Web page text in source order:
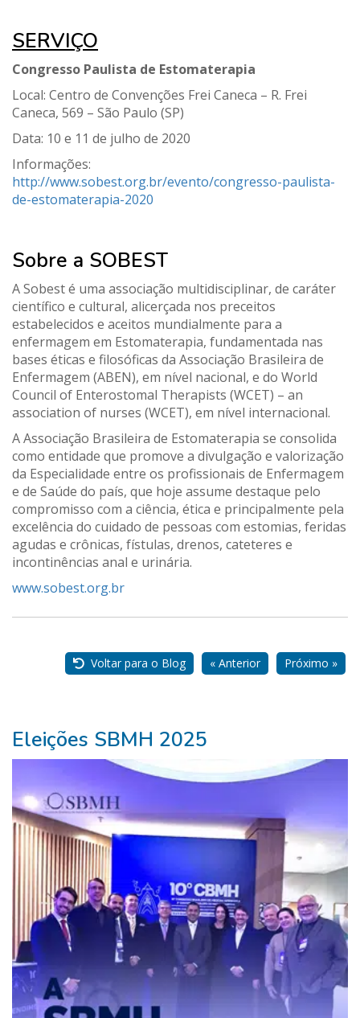
SERVIÇO
Congresso Paulista de Estomaterapia
Local: Centro de Convenções Frei Caneca – R. Frei
Caneca, 569 – São Paulo (SP)
Data: 10 e 11 de julho de 2020
Informações:
http://www.sobest.org.br/evento/congresso-paulista-
de-estomaterapia-2020
Sobre a SOBEST
A Sobest é uma associação multidisciplinar, de caráter
científico e cultural, alicerçada nos preceitos
estabelecidos e aceitos mundialmente para a
enfermagem em Estomaterapia, fundamentada nas
bases éticas e filosóficas da Associação Brasileira de
Enfermagem (ABEN), em nível nacional, e do World
Council of Enterostomal Therapists (WCET) – an
association of nurses (WCET), em nível internacional.
A Associação Brasileira de Estomaterapia se consolida
como entidade que promove a divulgação e valorização
da Especialidade entre os profissionais de Enfermagem
e de Saúde do país, que hoje assume destaque pelo
compromisso com a ciência, ética e principalmente pela
excelência do cuidado de pessoas com estomias, feridas
agudas e crônicas, fístulas, drenos, cateteres e
incontinências anal e urinária.
www.sobest.org.br
Parceiros
Vitality
Club
Diabetes,
Fitness,
Health,
Relationships
Voltar para o Blog « Anterior Próximo »
Eleições SBMH 2025